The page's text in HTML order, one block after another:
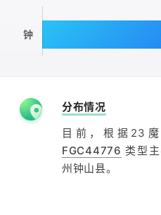
钟
分布情况
目前，根据23
FGC44776 类型
州钟山县。